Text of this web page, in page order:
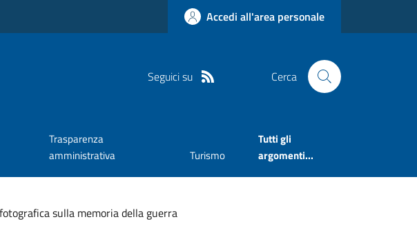
Accedi all'area personale
Seguici su Cerca
Trasparenza
amministrativa
Turismo
Tutti gli
argomenti...
sulla memoria della guerra